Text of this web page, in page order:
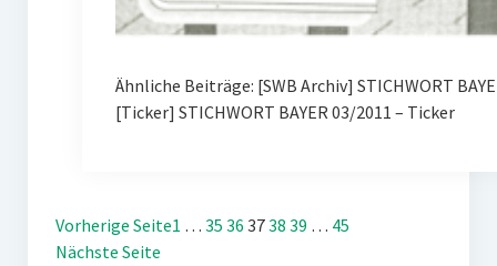
Ähnliche Beiträge: [SWB Archiv] STICHWORT
[Ticker] STICHWORT BAYER 03/2011 – Ticker
Vorherige Seite1 … 35 36 3738 39 … 45
Nächste Seite